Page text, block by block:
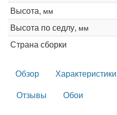
Высота, мм
Высота по седлу, мм
Страна сборки
Обзор Характеристики
Отзывы
Обои